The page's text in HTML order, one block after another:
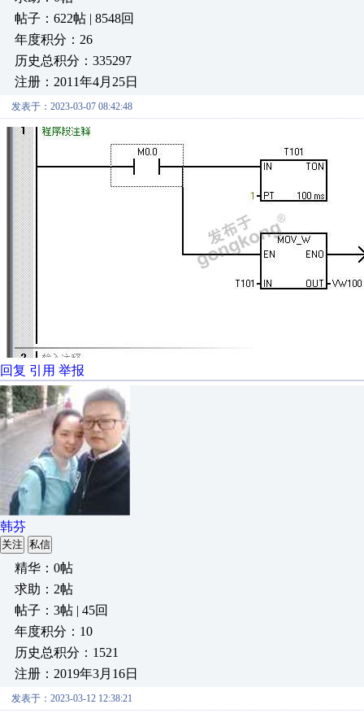
帖子：622帖 | 8548回
年度积分：26
历史总积分：335297
注册：2011年4月25日
发表于：2023-03-07 08:42:48
回复 引用 举报
韩芬
关注 私信
精华：0帖
求助：2帖
帖子：3帖 | 45回
年度积分：10
历史总积分：1521
注册：2019年3月16日
发表于：2023-03-12 12:38:21